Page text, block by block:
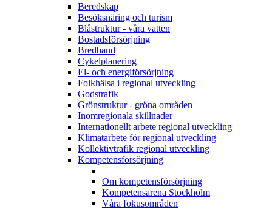
Beredskap
Besöksnäring och turism
Blåstruktur - våra vatten
Bostadsförsörjning
Bredband
Cykelplanering
El- och energiförsörjning
Folkhälsa i regional utveckling
Godstrafik
Grönstruktur - gröna områden
Inomregionala skillnader
Internationellt arbete regional utveckling
Klimatarbete för regional utveckling
Kollektivtrafik regional utveckling
Kompetensförsörjning
Om kompetensförsörjning
Kompetensarena Stockholm
Våra fokusområden